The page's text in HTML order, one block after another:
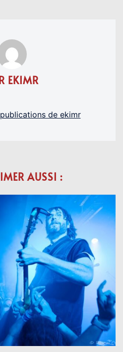
EKIMR
de ekimr
AUSSI :